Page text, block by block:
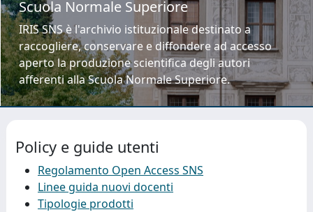
Scuola Normale Superiore
IRIS SNS è l'archivio istituzionale destinato a
raccogliere, conservare e diffondere ad accesso
aperto la produzione scientifica degli autori
afferenti alla Scuola Normale Superiore.
Policy e guide utenti
Regolamento Open Access SNS
Linee guida nuovi docenti
Tipologie prodotti